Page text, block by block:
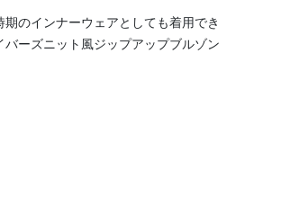
のインナーウェアとしても着用でき
ーズニット風ジップアップブルゾン